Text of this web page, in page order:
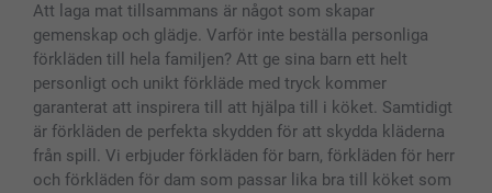
Fotoalmanackor & Fotoagenda
Fotoramar & Tillbehör
Presentkort
Alla fotoprodukter
Investor Relations
Status på beställningar
Att laga mat tillsammans är något som skapar
gemenskap och glädje. Varför inte beställa personliga
förkläden till hela familjen? Att ge sina barn ett helt
personligt och unikt förkläde med tryck kommer
garanterat att inspirera till att hjälpa till i köket. Samtidigt
är förkläden de perfekta skydden för att skydda kläderna
från spill. Vi erbjuder förkläden för barn, förkläden för herr
och förkläden för dam som passar lika bra till köket som